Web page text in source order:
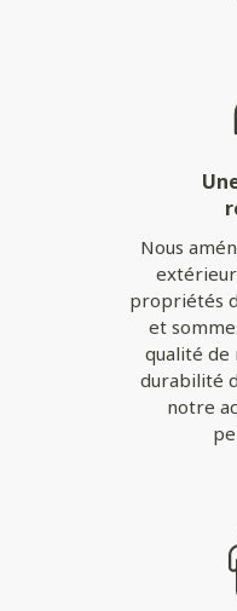
Nous
propriétés
et
qualité de
durabilité
notre